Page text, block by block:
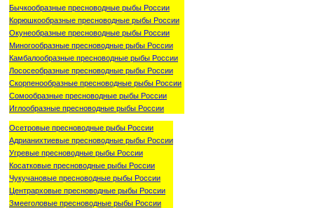
Бычкообразные пресноводные рыбы России
Корюшкообразные пресноводные рыбы России
Окунеобразные пресноводные рыбы России
Миногообразные пресноводные рыбы России
Камбалообразные пресноводные рыбы России
Лососеобразные пресноводные рыбы России
Скорпенообразные пресноводные рыбы России
Сомообразные пресноводные рыбы России
Иглообразные пресноводные рыбы России
Осетровые пресноводные рыбы России
Адрианихтиевые пресноводные рыбы России
Угревые пресноводные рыбы России
Косатковые пресноводные рыбы России
Чукучановые пресноводные рыбы России
Центрарховые пресноводные рыбы России
Змееголовые пресноводные рыбы России